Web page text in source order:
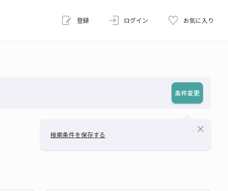
登録 ログイン お気に入り
条件変更
検索条件を保存する
close